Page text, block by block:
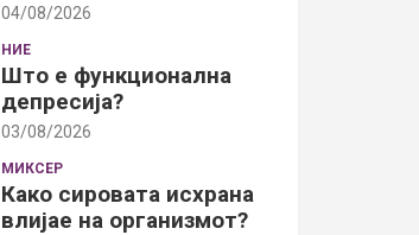
04/08/2026
НИЕ
Што е функционална
депресија?
03/08/2026
МИКСЕР
Како сировата исхрана
влијае на организмот?